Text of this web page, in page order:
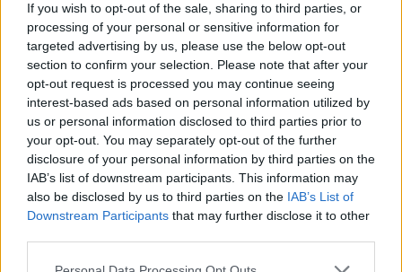
If you wish to opt-out of the sale, sharing to third parties, or
processing of your personal or sensitive information for
targeted advertising by us, please use the below opt-out
section to confirm your selection. Please note that after your
opt-out request is processed you may continue seeing
interest-based ads based on personal information utilized by
us or personal information disclosed to third parties prior to
your opt-out. You may separately opt-out of the further
disclosure of your personal information by third parties on the
IAB’s list of downstream participants. This information may
also be disclosed by us to third parties on the IAB’s List of
Downstream Participants that may further disclose it to other
108.000 euro
2024-09-10
Fondo di garanzia per le piccole e medie imprese
Banca del Mezzogiorno MedioCredito Centrale S.p.A.
16.000 euro
2024-06-18
Credito d'imposta autotrasporto merci per conto di
terzi - luglio 2022
Ministero delle Infrastrutture e della Mobilità
Sostenibili - Direzione General
3.082 euro